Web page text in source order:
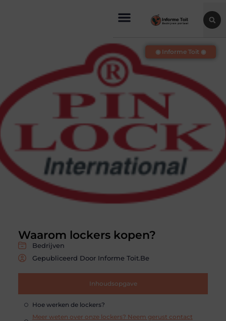
Waarom lockers kopen?
Bedrijven
Gepubliceerd Door Informe Toit.be
Inhoudsopgave
Hoe werken de lockers?
Meer weten over onze lockers? Neem gerust contact
◉ Informe Toit ◉